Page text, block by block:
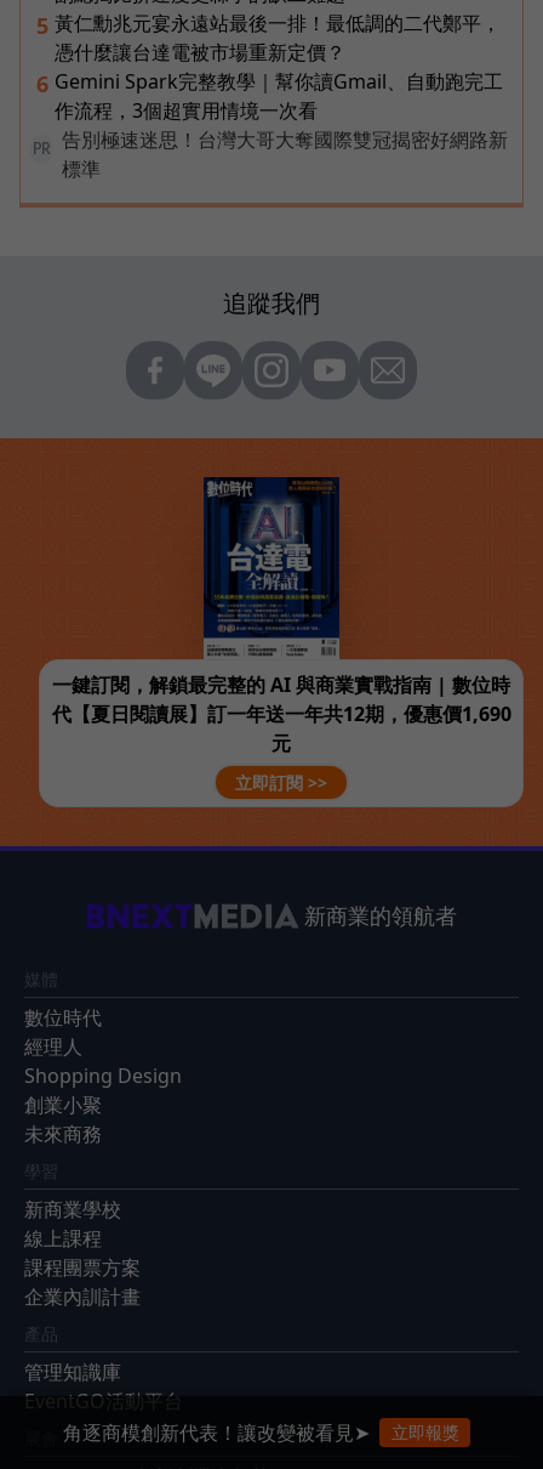
5 黃仁勳兆元宴永遠站最後一排！最低調的二代鄭平，
憑什麼讓台達電被市場重新定價？
6 Gemini Spark完整教學｜幫你讀Gmail、自動跑完工
作流程，3個超實用情境一次看
PR
告別極速迷思！台灣大哥大奪國際雙冠揭密好網路新
標準
追蹤我們
一鍵訂閱，解鎖最完整的 AI 與商業實戰指南 | 數位時
代【夏日閱讀展】訂一年送一年共12期，優惠價1,690
元
立即訂閱 >>
新商業的領航者
媒體
數位時代
經理人
Shopping Design
創業小聚
未來商務
學習
新商業學校
線上課程
課程團票方案
企業內訓計畫
產品
管理知識庫
EventGO活動平台
角逐商模創新代表！讓改變被看見➤ 立即報獎